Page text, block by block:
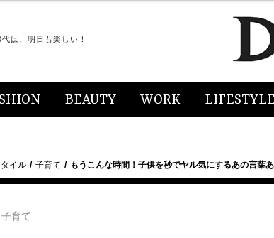
は、明日も楽しい！
BEAUTY WORK LIFESTYLE
イル 子育て もうこんな時間！子供を秒でヤル気にするあの言葉
子育て